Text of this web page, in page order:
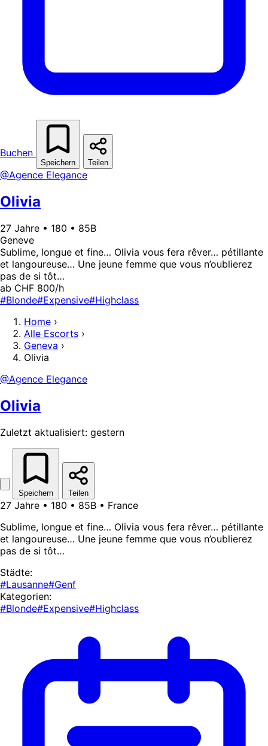
Buchen
Speichern Teilen
@Agence Elegance
Olivia
27 Jahre • 180 • 85B
Geneve
Sublime, longue et fine… Olivia vous fera rêver… pétillante
et langoureuse… Une jeune femme que vous n’oublierez
pas de si tôt…
ab CHF 800/h
#Blonde#Expensive#Highclass
Home ›
Alle Escorts ›
Geneva ›
Olivia
@Agence Elegance
Olivia
Zuletzt aktualisiert: gestern
Speichern Teilen
27 Jahre • 180 • 85B • France
Sublime, longue et fine… Olivia vous fera rêver… pétillante
et langoureuse… Une jeune femme que vous n’oublierez
pas de si tôt…
Städte:
#Lausanne#Genf
Kategorien:
#Blonde#Expensive#Highclass